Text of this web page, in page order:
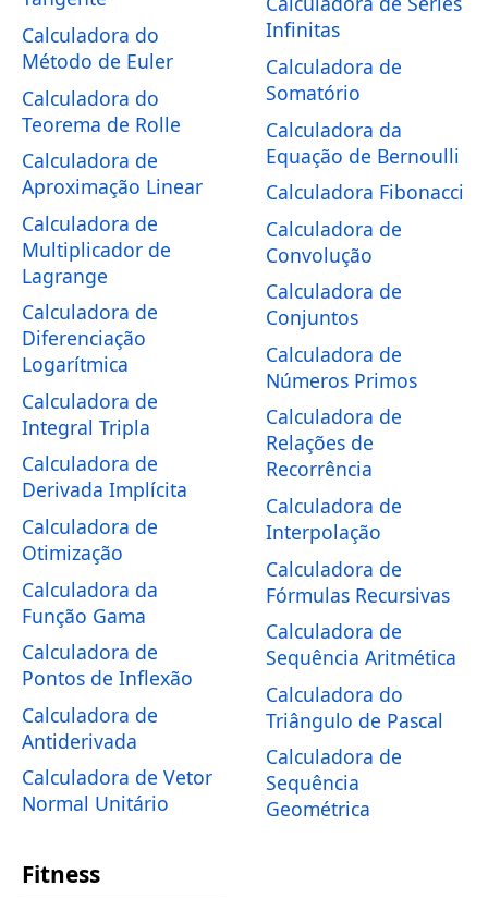
Calculadora do
Método de Euler
Calculadora do
Teorema de Rolle
Calculadora de
Aproximação Linear
Calculadora de
Multiplicador de
Lagrange
Calculadora de
Diferenciação
Logarítmica
Calculadora de
Integral Tripla
Calculadora de
Derivada Implícita
Calculadora de
Otimização
Calculadora da
Função Gama
Calculadora de
Pontos de Inflexão
Calculadora de
Antiderivada
Calculadora de Vetor
Normal Unitário
Infinitas
Calculadora de
Somatório
Calculadora da
Equação de Bernoulli
Calculadora Fibonacci
Calculadora de
Convolução
Calculadora de
Conjuntos
Calculadora de
Números Primos
Calculadora de
Relações de
Recorrência
Calculadora de
Interpolação
Calculadora de
Fórmulas Recursivas
Calculadora de
Sequência Aritmética
Calculadora do
Triângulo de Pascal
Calculadora de
Sequência
Geométrica
Fitness